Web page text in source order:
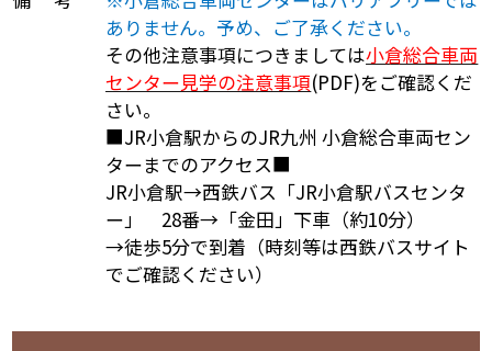
ありません。予め、ご了承ください。
その他注意事項につきましては小倉総合車両
センター見学の注意事項(PDF)をご確認くだ
さい。
■JR小倉駅からのJR九州 小倉総合車両セン
ターまでのアクセス■
JR小倉駅→西鉄バス「JR小倉駅バスセンタ
ー」 28番→「金田」下車（約10分）
→徒歩5分で到着（時刻等は西鉄バスサイト
でご確認ください）